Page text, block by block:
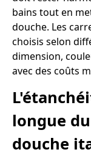
bains tout en
douche. Les
choisis selon
dimension,
avec des coûts
longue
douche